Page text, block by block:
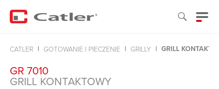
CATLER GOTOWANIE I PIECZENIE GRILLY GRILL
GR 7010
GRILL KONTAKTOWY